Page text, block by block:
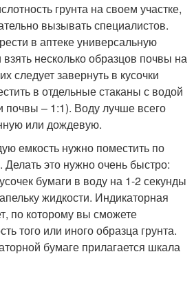
грунта на своем участке,
вызывать специалистов.
в аптеке универсальную
несколько образцов почвы на
следует завернуть в кусочки
в отдельные стаканы с водой
– 1:1). Воду лучше всего
или дождевую.
емкость нужно поместить по
это нужно очень быстро:
бумаги в воду на 1-2 секунды
жидкости. Индикаторная
по которому вы сможете
того или иного образца грунта.
бумаге прилагается шкала